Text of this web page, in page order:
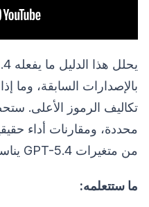
بالإصدارات السابقة، وما
تكاليف الرموز الأعلى.
محددة، ومقارنات أداء
من متغيرات GPT-5.4 يناسب حالة استخدامك.
ما ستتعلمه: